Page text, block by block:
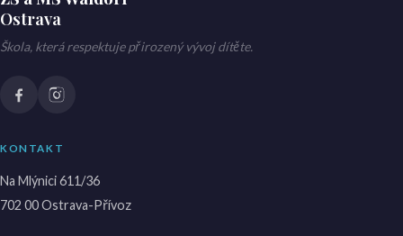
Ostrava
Škola, která respektuje přirozený vývoj dítěte.
KONTAKT
Na Mlýnici 611/36
702 00 Ostrava-Přívoz